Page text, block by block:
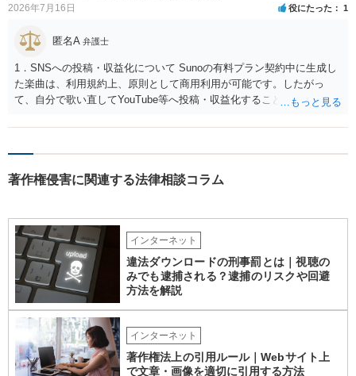
2026年7月16日 役にたった 1
匿名A 弁護士
1．SNSへの投稿・収益化について Sunoの有料プラン契約中に生成し
た楽曲は、利用規約上、原則として商用利用が可能です。したがっ
て、自分で歌い直してYouTube等へ投稿・収益化することも、通常は
確認してください。 2．メロディーや伴奏の使用について AIボーカル
ば、原則として使用可能です。 3．著作権とJASRAC登録について Su
の創作的な関与が乏しい場合、著作権が認められない可能性がありま
す。自分で歌い直しただけで、作曲部分の著作権が発生するわけでも
ありません。 なお、自分で歌い直した歌唱については、楽曲自体に著
作権が成立するか否かとは別に、実演家としての著作隣接権が生じま
す。ただし、この権利は、Sunoが生成したメロディーや伴奏自体につ
いて著作権を取得することを意味するものではありません。 JASRAC
への登録は必須ではありません。登録を希望する場合は、自分が作
詞、作曲、編曲等にどの程度創作的に関与したかを説明できることが
重要です。 4．音楽配信やライブについて SpotifyやApple Musicでの
配信、販売、ライブでの歌唱も、Sunoの規約上の商用利用条件を満た
著作権侵害に関連する法律相談コラム
インターネット
違法ダウンロードの刑事罰とは｜視聴の
みでも逮捕される？逮捕のリスクや回避
方法を解説
インターネット
著作権法上の引用ルール｜Webサイト上
で文章・画像を適切に引用する方法